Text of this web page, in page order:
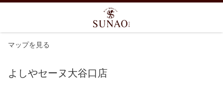
マップを見る
よしやセーヌ大谷口店